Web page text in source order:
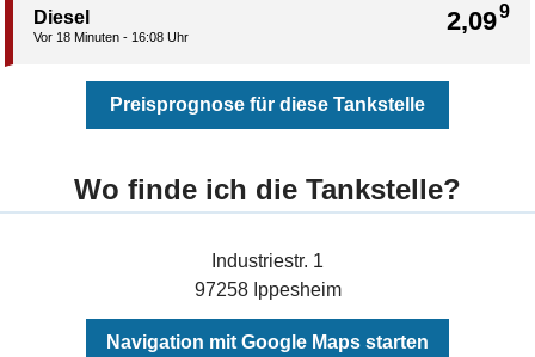
2,099
Diesel
Vor 18 Minuten - 16:08 Uhr
Preisprognose für diese Tankstelle
Wo finde ich die Tankstelle?
Industriestr. 1
97258 Ippesheim
Navigation mit Google Maps starten